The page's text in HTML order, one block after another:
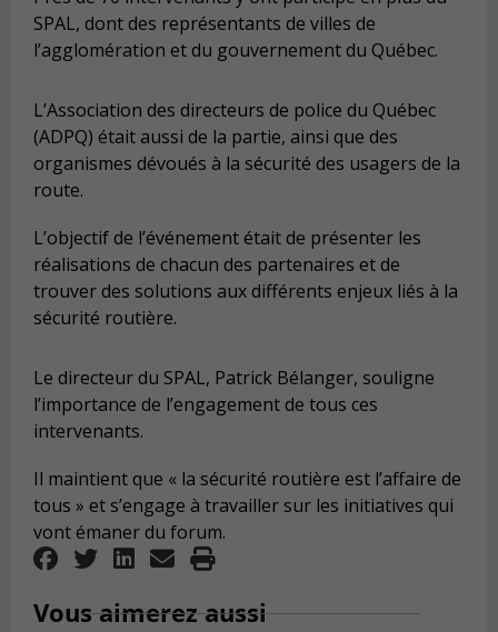
SPAL, dont des représentants de villes de
l’agglomération et du gouvernement du Québec.
L’Association des directeurs de police du Québec
(ADPQ) était aussi de la partie, ainsi que des
organismes dévoués à la sécurité des usagers de la
route.
L’objectif de l’événement était de présenter les
réalisations de chacun des partenaires et de
trouver des solutions aux différents enjeux liés à la
sécurité routière.
Le directeur du SPAL, Patrick Bélanger, souligne
l’importance de l’engagement de tous ces
intervenants.
Il maintient que « la sécurité routière est l’affaire de
tous » et s’engage à travailler sur les initiatives qui
vont émaner du forum.
Vous aimerez aussi